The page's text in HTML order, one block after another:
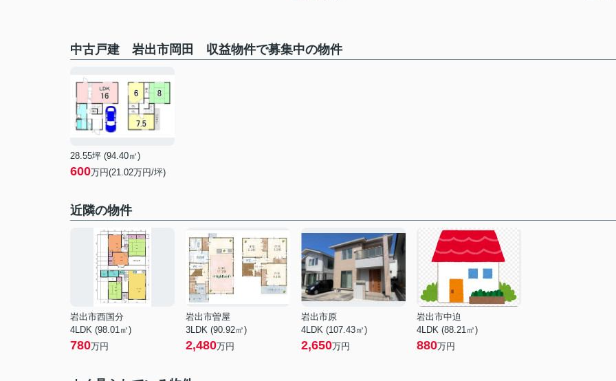
中古戸建 岩出市岡田 収益物件で募集中の物件
28.55坪 (94.40㎡)
600万円(21.02万円/坪)
近隣の物件
岩出市西国分
4LDK (98.01㎡)
780万円
岩出市曽屋
3LDK (90.92㎡)
2,480万円
岩出市原
4LDK (107.43㎡)
2,650万円
岩出市中迫
4LDK (88.21㎡)
880万円